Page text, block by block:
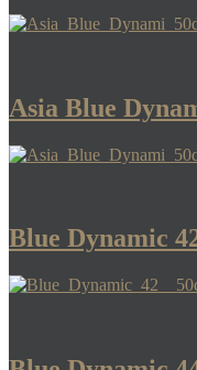
Asia Blue
Blue Dynamic